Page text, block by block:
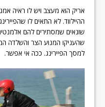
אריק הוא מעצב ויש לו ראיה
ההיילווד. לא התאים לו
שונאים שמסתירים להם
שהעניקו המנוע הצר והשלדה
למסך הפיירינג. ככה אי אפשר.